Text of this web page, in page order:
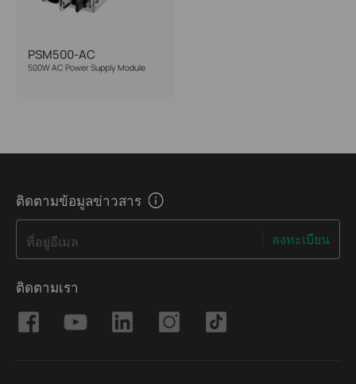
PSM500-AC
500W AC Power Supply Module
ติดตามข้อมูลข่าวสาร
ที่อยู่อีเมล ลงทะเบียน
ติดตามเรา